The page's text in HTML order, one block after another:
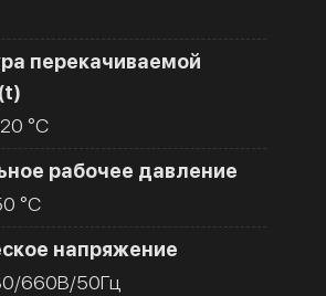
перекачиваемой
°C
рабочее давление
°C
напряжение
660В/50Гц